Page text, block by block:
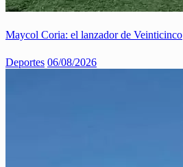
Maycol Coria: el lanzador de Veinticinco
Deportes 06/08/2026